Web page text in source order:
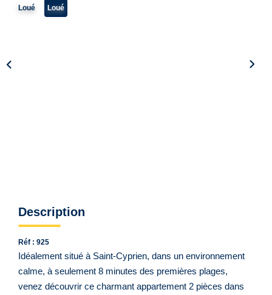
Loué Loué
Description
Réf : 925
Idéalement situé à Saint-Cyprien, dans un environnement
calme, à seulement 8 minutes des premières plages,
venez découvrir ce charmant appartement 2 pièces dans